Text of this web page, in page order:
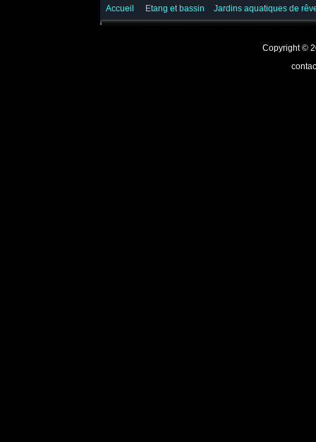
Accueil Etang et bassin Jardins aquatiques de
Copyright ©